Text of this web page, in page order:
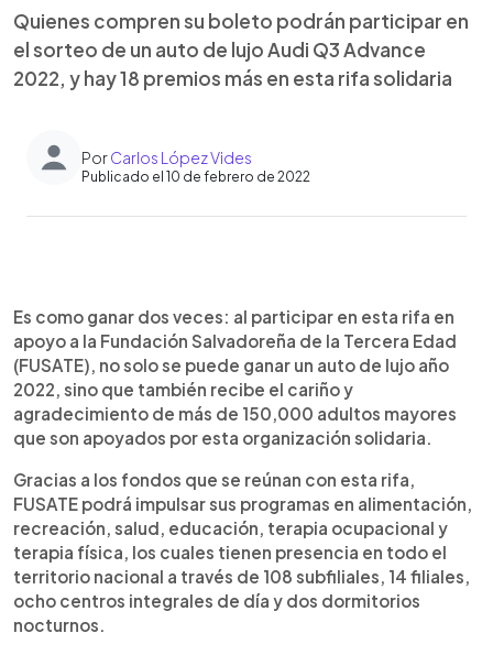
Quienes compren su boleto podrán participar en
el sorteo de un auto de lujo Audi Q3 Advance
2022, y hay 18 premios más en esta rifa solidaria
PorCarlos López Vides
Publicado el 10 de febrero de 2022
Escuchar artículo
Es como ganar dos veces: al participar en esta rifa en
apoyo a la Fundación Salvadoreña de la Tercera Edad
(FUSATE), no solo se puede ganar un auto de lujo año
2022, sino que también recibe el cariño y
agradecimiento de más de 150,000 adultos mayores
que son apoyados por esta organización solidaria.
Gracias a los fondos que se reúnan con esta rifa,
FUSATE podrá impulsar sus programas en alimentación,
recreación, salud, educación, terapia ocupacional y
terapia física, los cuales tienen presencia en todo el
territorio nacional a través de 108 subfiliales, 14 filiales,
ocho centros integrales de día y dos dormitorios
nocturnos.